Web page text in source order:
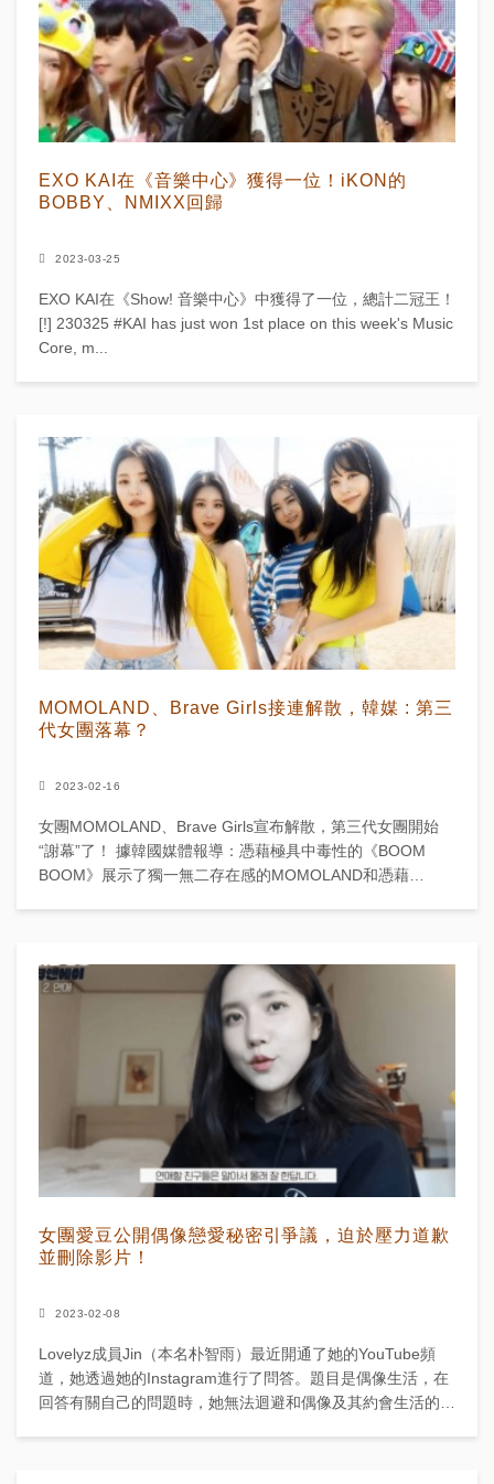
EXO KAI在《音樂中心》獲得一位！iKON的
BOBBY、NMIXX回歸
2023-03-25
EXO KAI在《Show! 音樂中心》中獲得了一位，總計二冠王！
[!] 230325 #KAI has just won 1st place on this week's Music
Core, m...
MOMOLAND、Brave Girls接連解散，韓媒 : 第三
代女團落幕？
2023-02-16
女團MOMOLAND、Brave Girls宣布解散，第三代女團開始
“謝幕”了！ 據韓國媒體報導：憑藉極具中毒性的《BOOM
BOOM》展示了獨一無二存在感的MOMOLAND和憑藉
女團愛豆公開偶像戀愛秘密引爭議，迫於壓力道歉
並刪除影片！
2023-02-08
Lovelyz成員Jin（本名朴智雨）最近開通了她的YouTube頻
道，她透過她的Instagram進行了問答。題目是偶像生活，在
回答有關自己的問題時，她無法迴避和偶像及其約會生活的熱